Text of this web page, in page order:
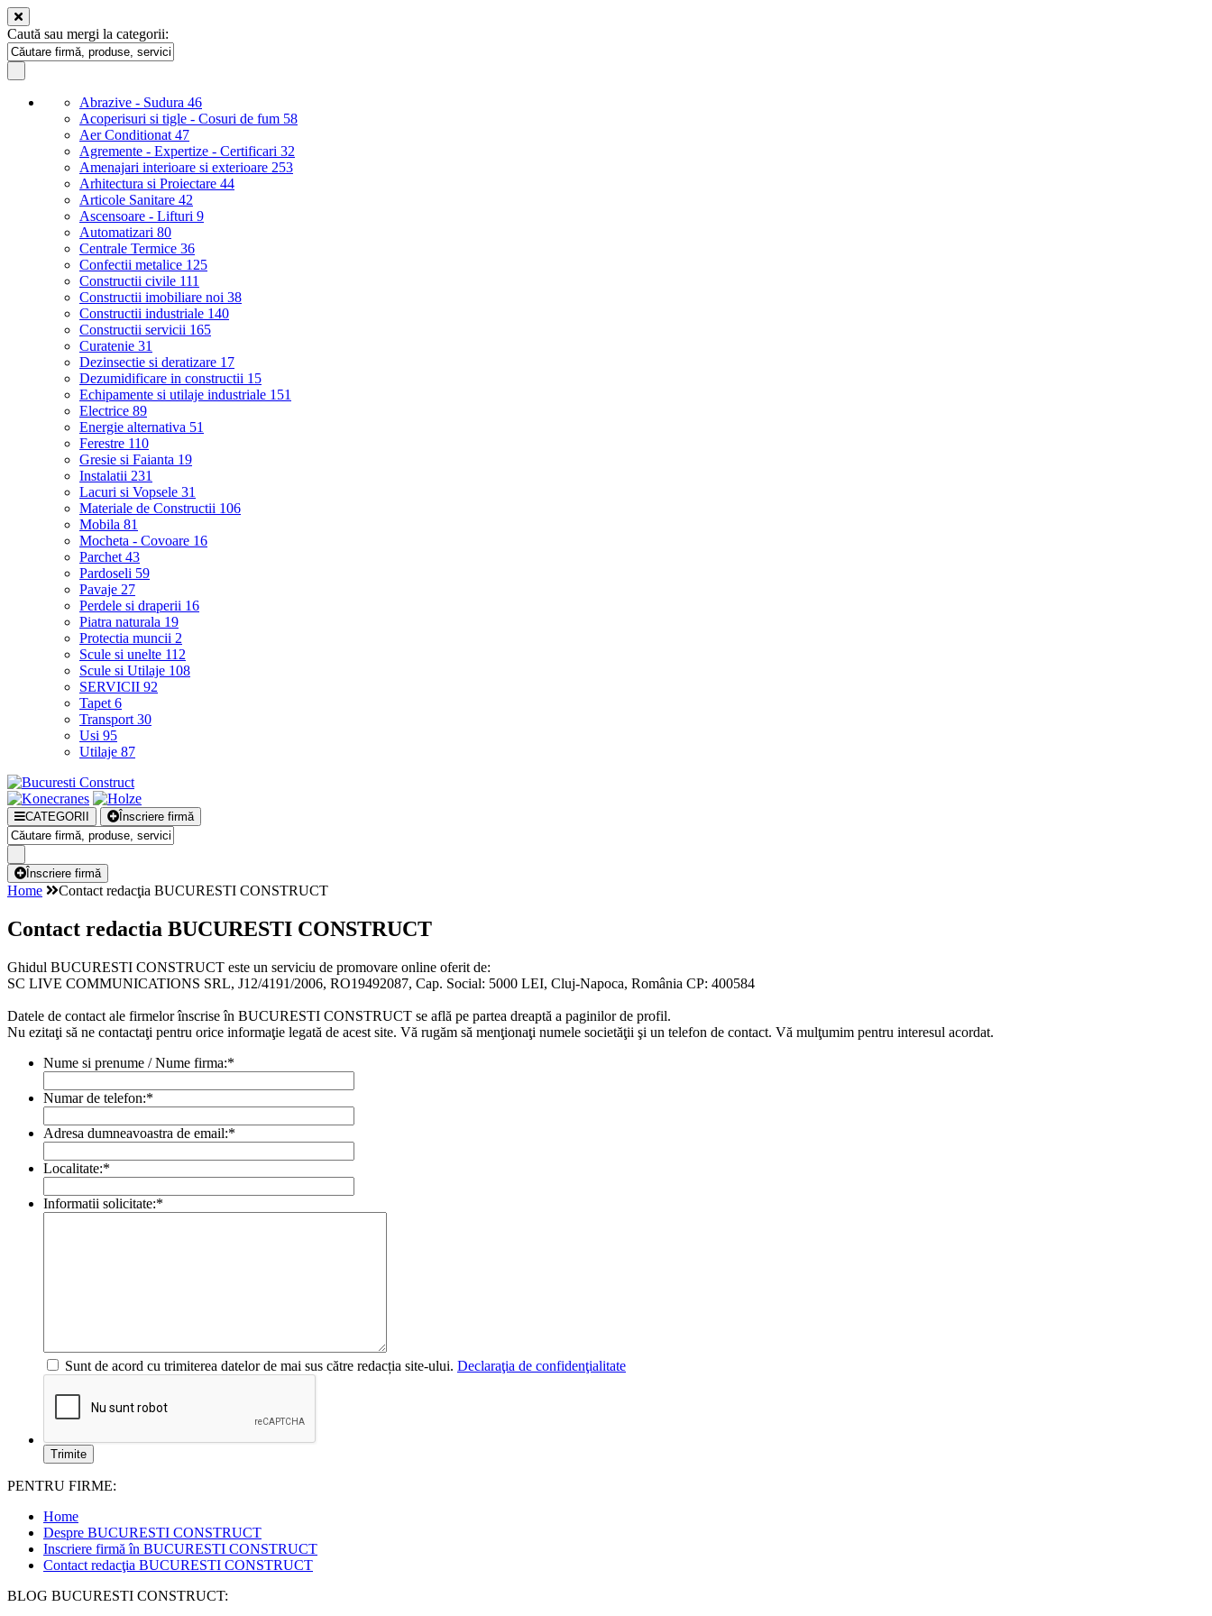
Caută sau mergi la categorii:
Abrazive - Sudura 46
Acoperisuri si tigle - Cosuri de fum 58
Aer Conditionat 47
Agremente - Expertize - Certificari 32
Amenajari interioare si exterioare 253
Arhitectura si Proiectare 44
Articole Sanitare 42
Ascensoare - Lifturi 9
Automatizari 80
Centrale Termice 36
Confectii metalice 125
Constructii civile 111
Constructii imobiliare noi 38
Constructii industriale 140
Constructii servicii 165
Curatenie 31
Dezinsectie si deratizare 17
Dezumidificare in constructii 15
Echipamente si utilaje industriale 151
Electrice 89
Energie alternativa 51
Ferestre 110
Gresie si Faianta 19
Instalatii 231
Lacuri si Vopsele 31
Materiale de Constructii 106
Mobila 81
Mocheta - Covoare 16
Parchet 43
Pardoseli 59
Pavaje 27
Perdele si draperii 16
Piatra naturala 19
Protectia muncii 2
Scule si unelte 112
Scule si Utilaje 108
SERVICII 92
Tapet 6
Transport 30
Usi 95
Utilaje 87
CATEGORII Înscriere firmă
Înscriere firmă
Home Contact redacţia BUCURESTI CONSTRUCT
Contact redactia BUCURESTI CONSTRUCT
Ghidul BUCURESTI CONSTRUCT este un serviciu de promovare online oferit de:
SC LIVE COMMUNICATIONS SRL, J12/4191/2006, RO19492087, Cap. Social: 5000 LEI, Cluj-Napoca, România CP: 400584
Datele de contact ale firmelor înscrise în BUCURESTI CONSTRUCT se află pe partea dreaptă a paginilor de profil.
Nu ezitaţi să ne contactaţi pentru orice informaţie legată de acest site. Vă rugăm să menţionaţi numele societăţii şi un telefon de contact. Vă mulţumim pentru interesul acordat.
Nume si prenume / Nume firma:*
Numar de telefon:*
Adresa dumneavoastra de email:*
Localitate:*
Informatii solicitate:*
Sunt de acord cu trimiterea datelor de mai sus către redacția site-ului. Declaraţia de confidenţialitate
PENTRU FIRME:
Home
Despre BUCURESTI CONSTRUCT
Inscriere firmă în BUCURESTI CONSTRUCT
Contact redacţia BUCURESTI CONSTRUCT
BLOG BUCURESTI CONSTRUCT: